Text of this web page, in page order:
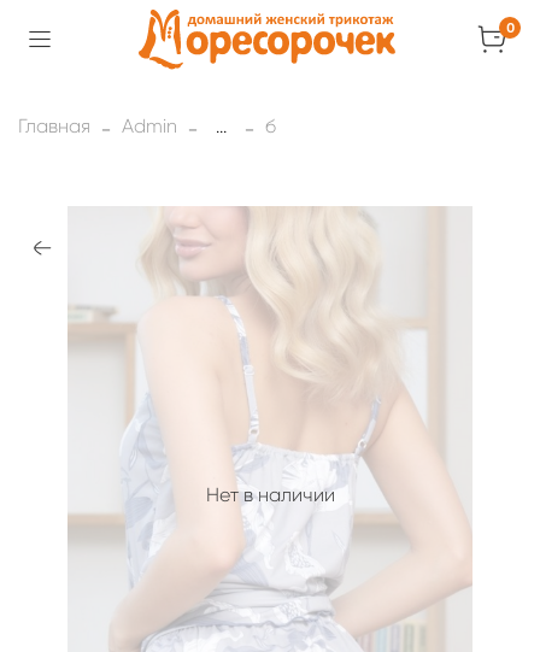
0
Главная Admin ... б
Нет в наличии